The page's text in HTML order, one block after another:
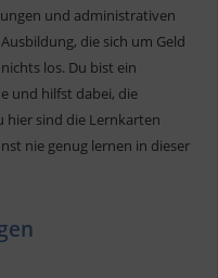
und administrativen
die sich um Geld
los. Du bist ein
und hilfst dabei, die
hier sind die Lernkarten
nie genug lernen in dieser